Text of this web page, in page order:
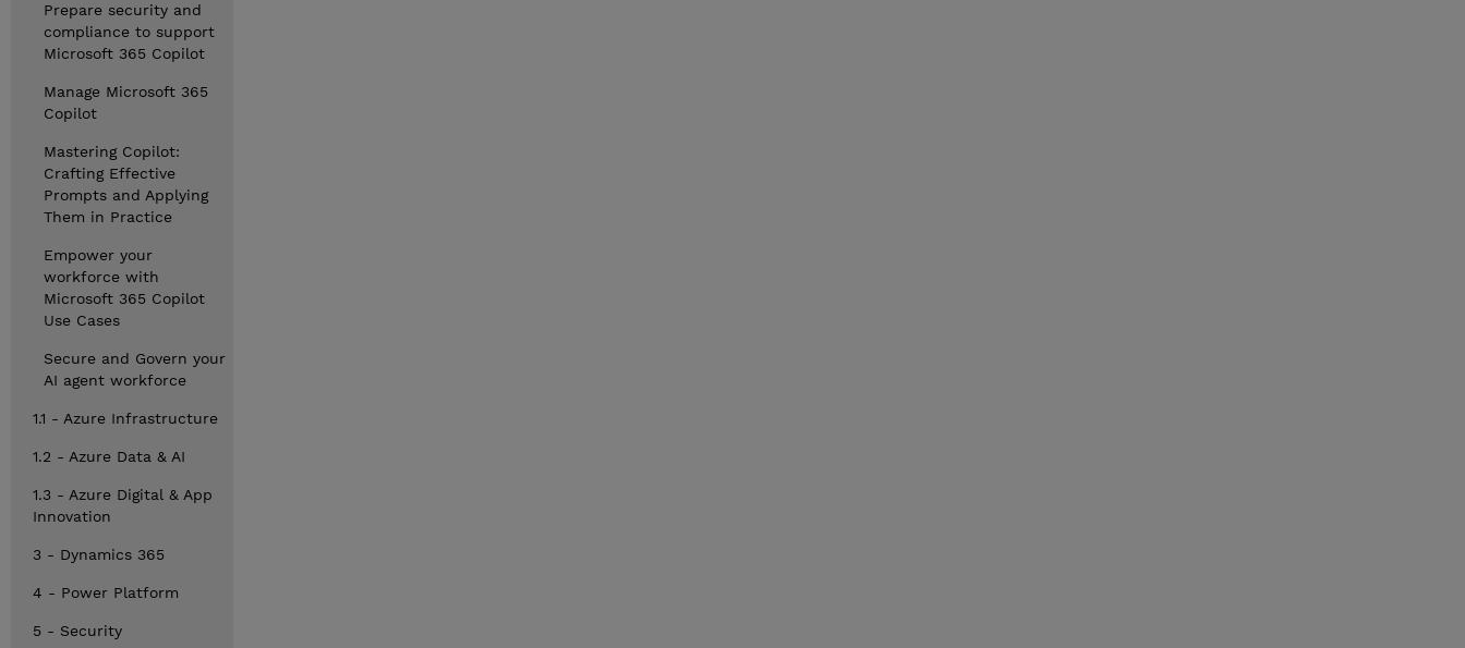
Prepare security and
compliance to support
Microsoft 365 Copilot
Manage Microsoft 365
Copilot
Mastering Copilot:
Crafting Effective
Prompts and Applying
Them in Practice
Empower your
workforce with
Microsoft 365 Copilot
Use Cases
Secure and Govern your
AI agent workforce
1.1 - Azure Infrastructure
1.2 - Azure Data & AI
1.3 - Azure Digital & App
Innovation
3 - Dynamics 365
4 - Power Platform
5 - Security